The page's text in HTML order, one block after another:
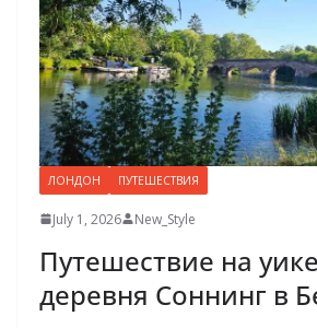
ЛОНДОН ПУТЕШЕСТВИЯ
July 1, 2026 New_Style
Путешествие на
деревня Соннинг в